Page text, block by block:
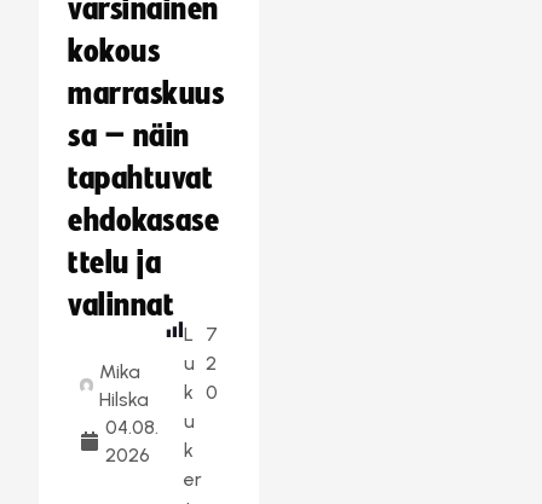
varsinainen
kokous
marraskuus
sa – näin
tapahtuvat
ehdokasase
ttelu ja
valinnat
Mika
Hilska
04.08.
2026
L
u
k
u
k
er
7
2
0